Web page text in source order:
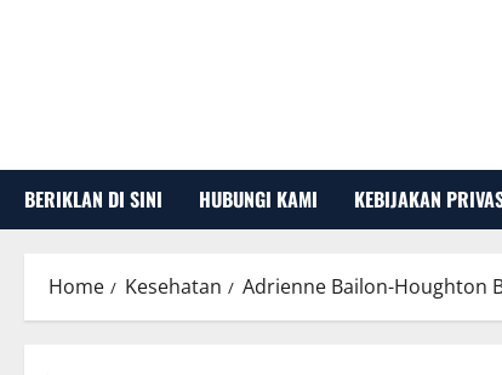
BERIKLAN DI SINI HUBUNGI KAMI KEBIJAKAN
Home Kesehatan Adrienne Bailon-Houghton